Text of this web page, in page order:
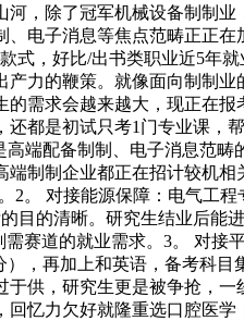
，除了冠军机械设备制制
电子消息等焦点范畴正正
式，好比/出书类职业近5年
力的鞭策。就像面向制制
需求会越来越大，现正在
都是初试只考1门专业课
端配备制制、电子消息范
制制企业都正在招计较机
2。 对接能源保障：电气工
目的清晰。研究生结业后能
赛道的就业需求。3。 对
，再加上和英语，备考科
供，研究生更是被争抢，一
忆力欠好就隆重选口腔医